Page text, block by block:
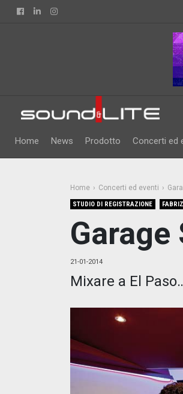
FacebookLinkedin
Home News Prodotto Concerti ed
Home Concerti ed eventi
STUDIO DI REGISTRAZIONE
Garage
21-01-2014
Mixare a El